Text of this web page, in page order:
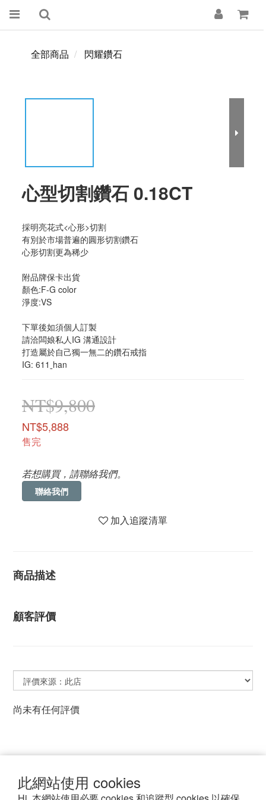
此網站使用 cookies
全部商品 閃耀鑽石
心型切割鑽石 0.18CT
採明亮花式<心形>切割
有別於市場普遍的圓形切割鑽石
心形切割更為稀少
附品牌保卡出貨
顏色:F-G color
淨度:VS
下單後如須個人訂製
請洽闆娘私人IG 溝通設計
打造屬於自己獨一無二的鑽石戒指
IG: 611ˍhan
NT$9,800
NT$5,888
售完
若想購買，請聯絡我們。
聯絡我們
加入追蹤清單
商品描述
顧客評價
尚未有任何評價
專屬訂製 詐騙宣導 VIP會員 退換貨